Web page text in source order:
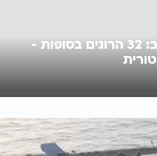
אסון בדרום ארה"ב: 32 הרוגים בסופות -